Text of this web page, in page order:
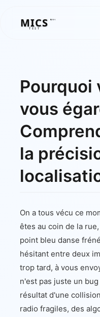
MICS
MICS
TEST
Pourquoi
vous
la
On a tous vécu ce
êtes au coin de la
point bleu danse
hésitant entre deux
trop tard, à vous
n'est pas juste un
résultat d'une
radio fragiles, des